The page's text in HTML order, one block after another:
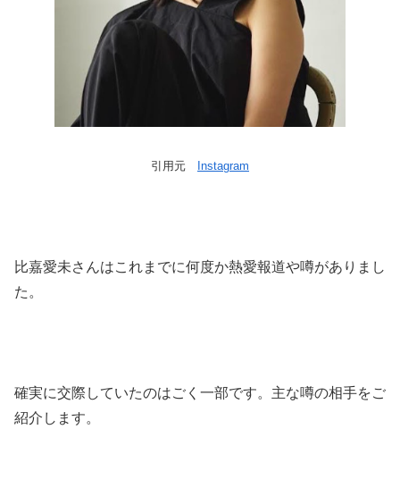
引用元 Instagram
比嘉愛未さんはこれまでに何度か熱愛報道や噂がありまし
た。
確実に交際していたのはごく一部です。主な噂の相手をご
紹介します。